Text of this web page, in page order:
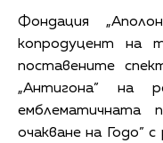
Фондация
копродуцент на
поставените
„Антигона” на
емблематичната
очакване на Годо”